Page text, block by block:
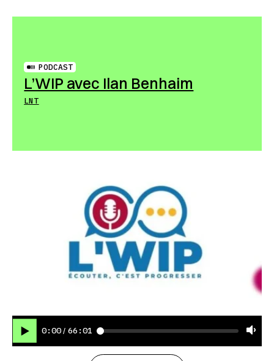
PODCAST
L’WIP avec Ilan Benhaim
LNT
0:00 / 66:01